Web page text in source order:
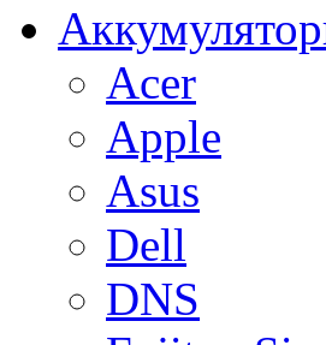
Acer
Apple
Asus
Dell
DNS